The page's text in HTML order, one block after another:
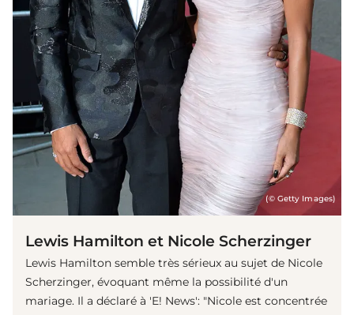
(© Getty Images)
Lewis Hamilton et Nicole Scherzinger
Lewis Hamilton semble très sérieux au sujet de Nicole
Scherzinger, évoquant même la possibilité d'un
mariage. Il a déclaré à 'E! News': "Nicole est concentrée